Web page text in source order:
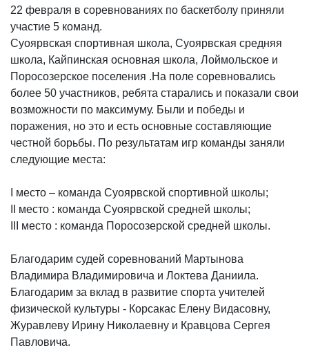
22 февраля в соревнованиях по баскетболу приняли
участие 5 команд.
Суоярвская спортивная школа, Суоярвская средняя
школа, Кайпинская основная школа, Лоймольское и
Поросозерское поселения .На поле соревновались
более 50 участников, ребята старались и показали свои
возможности по максимуму. Были и победы и
поражения, но это и есть основные составляющие
честной борьбы. По результатам игр команды заняли
следующие места:
I место – команда Суоярвской спортивной школы;
II место : команда Суоярвской средней школы;
III место : команда Поросозерской средней школы.
Благодарим судей соревнований Мартынова
Владимира Владимировича и Локтева Даниила.
Благодарим за вклад в развитие спорта учителей
физической культуры - Корсакас Елену Видасовну,
Журавлеву Ирину Николаевну и Кравцова Сергея
Павловича.